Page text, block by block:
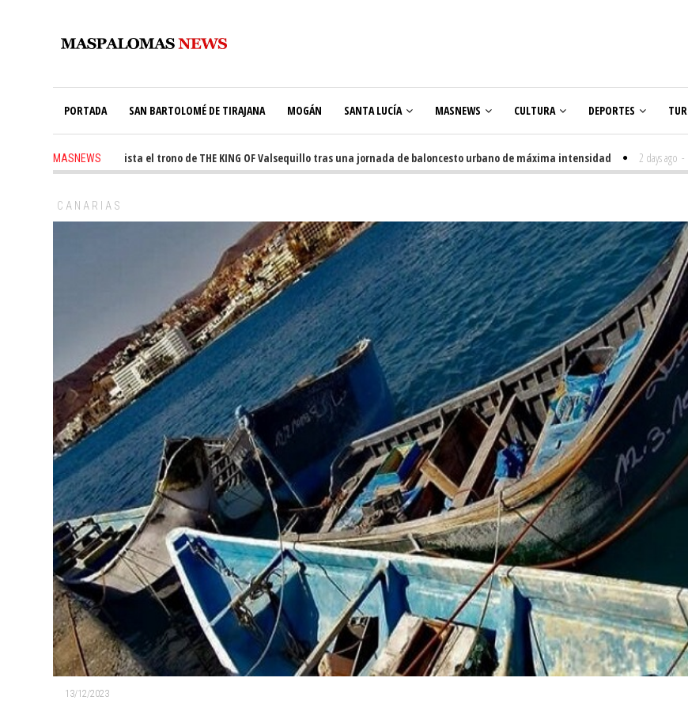
PORTADA SAN BARTOLOMÉ DE TIRAJANA MOGÁN SANTA LUCÍA MASNEWS CULTURA DEPORTES
MASNEWS
Ale Martín conquista el trono de THE KING OF Valsequillo tras una jornada de baloncesto urbano de máxima intensidad 2 days ago
CANARIAS
13/12/2023